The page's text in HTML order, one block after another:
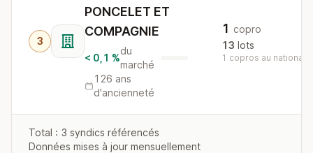
3
PONCELET ET
COMPAGNIE
< 0,1 %
du
marché
126 ans
d'ancienneté
1 copro
13 lots
1 copros au national
Total : 3 syndics référencés
Données mises à jour mensuellement